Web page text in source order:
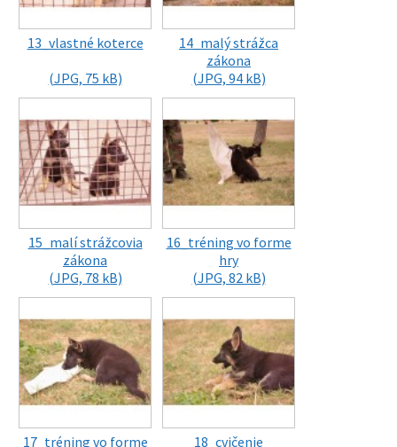
13_vlastné koterce
(JPG, 75 kB)
14_malý strážca
zákona
(JPG, 94 kB)
15_malí strážcovia
zákona
(JPG, 78 kB)
16_tréning vo forme
hry
(JPG, 82 kB)
17_tréning vo forme 18_cvičenie